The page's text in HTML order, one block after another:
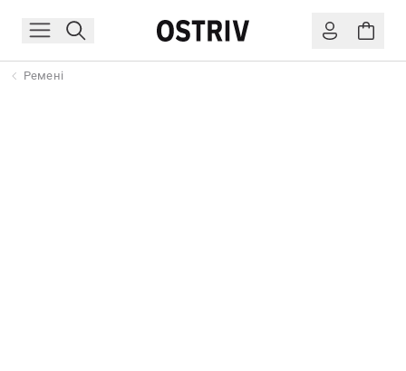
Ремені